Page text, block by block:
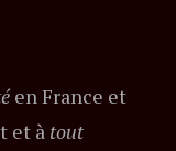
en France et
et à tout